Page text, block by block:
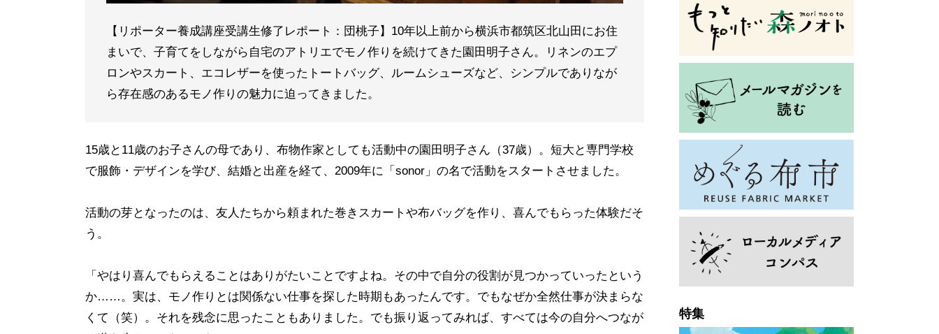
【リポーター養成講座受講生修了レポート：団桃子】10年以上前から横浜市都筑区北山田にお住
まいで、子育てをしながら自宅のアトリエでモノ作りを続けてきた園田明子さん。リネンのエプ
ロンやスカート、エコレザーを使ったトートバッグ、ルームシューズなど、シンプルでありなが
ら存在感のあるモノ作りの魅力に迫ってきました。
15歳と11歳のお子さんの母であり、布物作家としても活動中の園田明子さん（37歳）。短大と専門学校
で服飾・デザインを学び、結婚と出産を経て、2009年に「sonor」の名で活動をスタートさせました。
活動の芽となったのは、友人たちから頼まれた巻きスカートや布バッグを作り、喜んでもらった体験だそ
う。
「やはり喜んでもらえることはありがたいことですよね。その中で自分の役割が見つかっていったという
か……。実は、モノ作りとは関係ない仕事を探した時期もあったんです。でもなぜか全然仕事が決まらな
くて（笑）。それを残念に思ったこともありました。でも振り返ってみれば、すべては今の自分へつなが
特集